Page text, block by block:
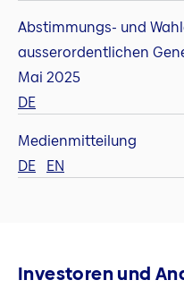
Abstimmungs- und
ausserordentlichen
Mai 2025
DE
Medienmitteilung
DE EN
Investoren und